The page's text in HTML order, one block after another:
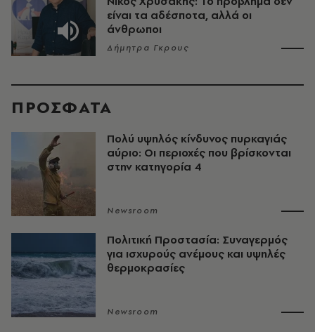
είναι τα αδέσποτα, αλλά οι
άνθρωποι
Δήμητρα Γκρους
ΠΡΟΣΦΑΤΑ
Πολύ υψηλός κίνδυνος πυρκαγιάς
αύριο: Οι περιοχές που βρίσκονται
στην κατηγορία 4
Newsroom
Πολιτική Προστασία: Συναγερμός
για ισχυρούς ανέμους και υψηλές
θερμοκρασίες
Newsroom